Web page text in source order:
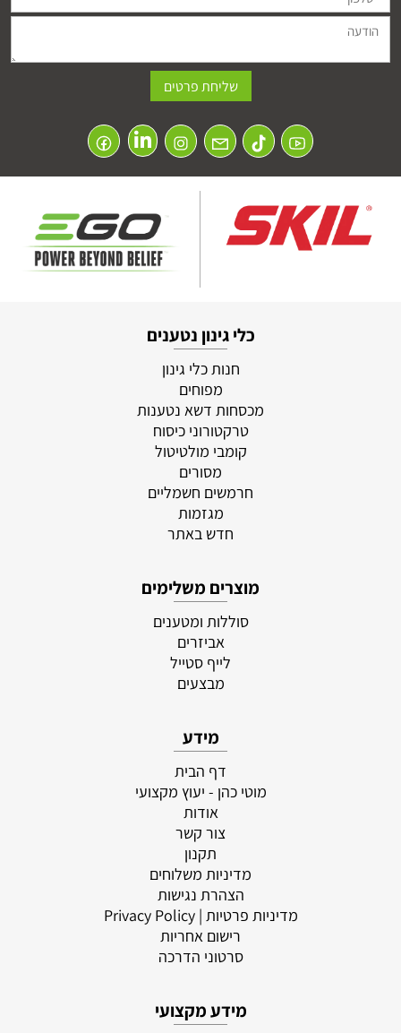
כלי גינון נטענים
חנות כלי גינון
מפוחים
מכסחות דשא נטענות
טרקטורוני כיסוח
קומבי מולטיטול
מסורים
חרמשים חשמליים
מגזמות
חדש באתר
מוצרים משלימים
סוללות ומטענים
אביזרים
לייף סטייל
מבצעים
מידע
דף הבית
מוטי כהן - יעוץ מקצועי
אודות
צור קשר
תקנון
מדיניות משלוחים
הצהרת נגישות
מדיניות פרטיות | Privacy Policy
רישום אחריות
סרטוני הדרכה
מידע מקצועי